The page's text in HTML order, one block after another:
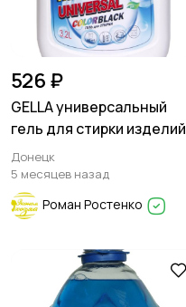
526 ₽
GELLA универсальный
гель для стирки изделий
из черных и темных
тканей
Донецк
5 месяцев назад
Роман Ростенко